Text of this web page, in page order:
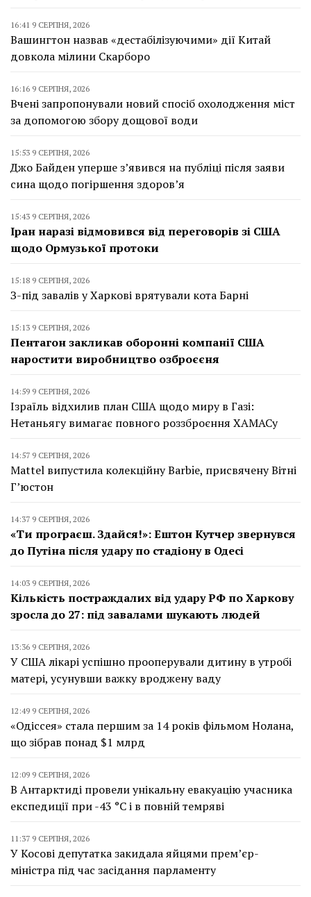
16:41 9 СЕРПНЯ, 2026
Вашингтон назвав «дестабілізуючими» дії Китай
довкола мілини Скарборо
16:16 9 СЕРПНЯ, 2026
Вчені запропонували новий спосіб охолодження міст
за допомогою збору дощової води
15:53 9 СЕРПНЯ, 2026
Джо Байден уперше з’явився на публіці після заяви
сина щодо погіршення здоров’я
15:43 9 СЕРПНЯ, 2026
Іран наразі відмовився від переговорів зі США
щодо Ормузької протоки
15:18 9 СЕРПНЯ, 2026
З-під завалів у Харкові врятували кота Барні
15:13 9 СЕРПНЯ, 2026
Пентагон закликав оборонні компанії США
наростити виробництво озброєєня
14:59 9 СЕРПНЯ, 2026
Ізраїль відхилив план США щодо миру в Газі:
Нетаньягу вимагає повного роззброєння ХАМАСу
14:57 9 СЕРПНЯ, 2026
Mattel випустила колекційну Barbie, присвячену Вітні
Г’юстон
14:37 9 СЕРПНЯ, 2026
«Ти програєш. Здайся!»: Ештон Кутчер звернувся
до Путіна після удару по стадіону в Одесі
14:03 9 СЕРПНЯ, 2026
Кількість постраждалих від удару РФ по Харкову
зросла до 27: під завалами шукають людей
13:36 9 СЕРПНЯ, 2026
У США лікарі успішно прооперували дитину в утробі
матері, усунувши важку вроджену ваду
12:49 9 СЕРПНЯ, 2026
«Одіссея» стала першим за 14 років фільмом Нолана,
що зібрав понад $1 млрд
12:09 9 СЕРПНЯ, 2026
В Антарктиді провели унікальну евакуацію учасника
експедиції при -43 °C і в повній темряві
11:37 9 СЕРПНЯ, 2026
У Косові депутатка закидала яйцями прем’єр-
міністра під час засідання парламенту